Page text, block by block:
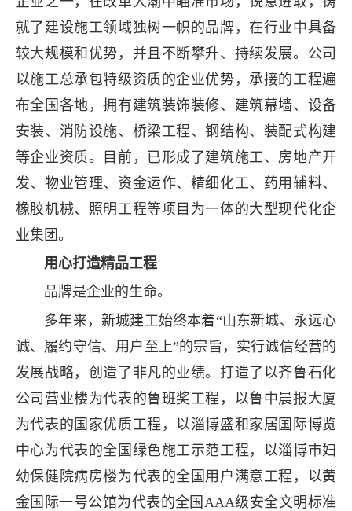
就了建设施工领域独树一帜的品牌，在行业中具备
较大规模和优势，并且不断攀升、持续发展。公司
以施工总承包特级资质的企业优势，承接的工程遍
布全国各地，拥有建筑装饰装修、建筑幕墙、设备
安装、消防设施、桥梁工程、钢结构、装配式构建
等企业资质。目前，已形成了建筑施工、房地产开
发、物业管理、资金运作、精细化工、药用辅料、
橡胶机械、照明工程等项目为一体的大型现代化企
业集团。
用心打造精品工程
品牌是企业的生命。
多年来，新城建工始终本着“山东新城、永远心
诚、履约守信、用户至上”的宗旨，实行诚信经营的
发展战略，创造了非凡的业绩。打造了以齐鲁石化
公司营业楼为代表的鲁班奖工程，以鲁中晨报大厦
为代表的国家优质工程，以淄博盛和家居国际博览
中心为代表的全国绿色施工示范工程，以淄博市妇
幼保健院病房楼为代表的全国用户满意工程，以黄
金国际一号公馆为代表的全国AAA级安全文明标准